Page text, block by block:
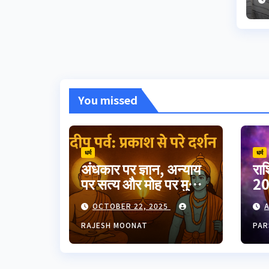
You missed
धर्म
अंधकार पर ज्ञान, अन्याय
पर सत्य और मोह पर मुक्ति
का उत्सव दीपावली।
भारतीय परंपरा का यह
त्योहार आत्मप्रकाश का
प्रतीक है
OCTOBER 22, 2025
RAJESH MOONAT
धर्म